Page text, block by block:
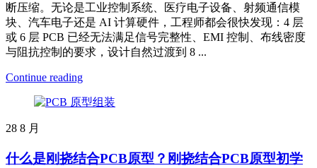
断压缩。无论是工业控制系统、医疗电子设备、射频通信模
块、汽车电子还是 AI 计算硬件，工程师都会很快发现：4 层
或 6 层 PCB 已经无法满足信号完整性、EMI 控制、布线密度
与阻抗控制的要求，设计自然过渡到 8 ...
Continue reading
28 8 月
什么是刚挠结合PCB原型？刚挠结合PCB原型初学